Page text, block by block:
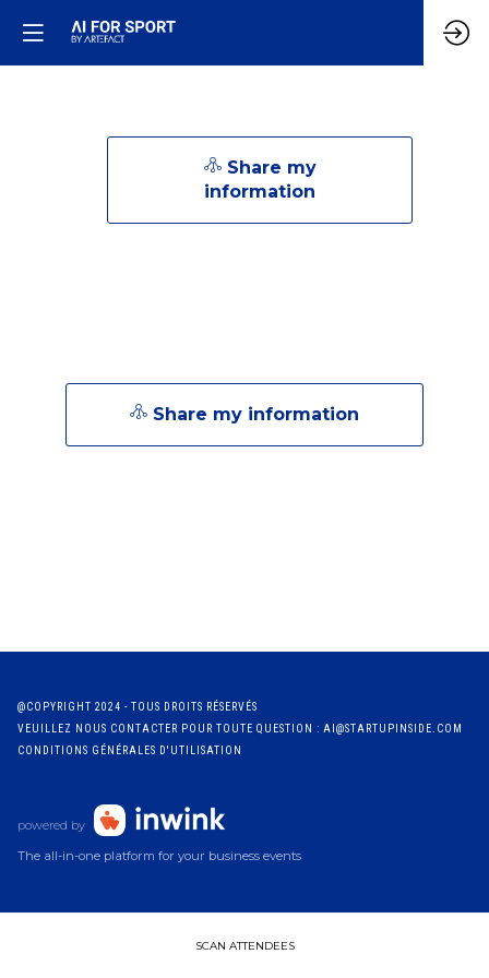
Share my
information
Share my information
@COPYRIGHT 2024 - TOUS DROITS RÉSERVÉS
VEUILLEZ NOUS CONTACTER POUR TOUTE QUESTION : AI@STARTUPINSIDE.COM
CONDITIONS GÉNÉRALES D'UTILISATION
powered by
The all-in-one platform for your business events
SCAN ATTENDEES